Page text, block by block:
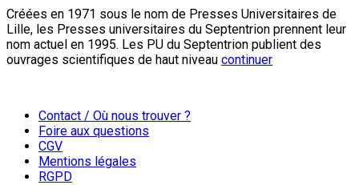
Créées en 1971 sous le nom de Presses Universitaires de
Lille, les Presses universitaires du Septentrion prennent leur
nom actuel en 1995. Les PU du Septentrion publient des
ouvrages scientifiques de haut niveau continuer
Contact / Où nous trouver ?
Foire aux questions
CGV
Mentions légales
RGPD